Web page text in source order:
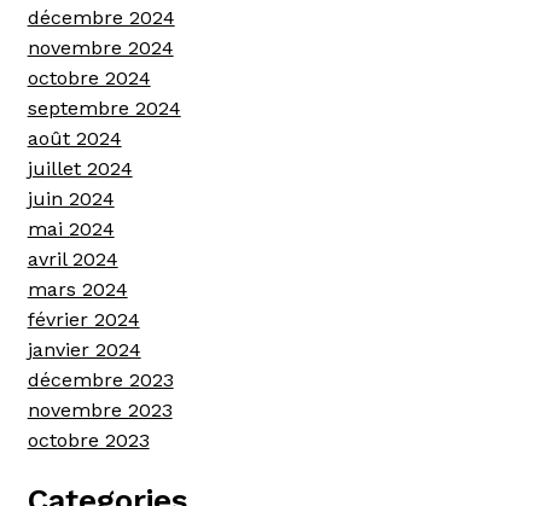
décembre 2024
novembre 2024
octobre 2024
septembre 2024
août 2024
juillet 2024
juin 2024
mai 2024
avril 2024
mars 2024
février 2024
janvier 2024
décembre 2023
novembre 2023
octobre 2023